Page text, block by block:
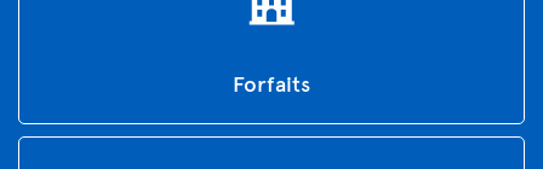
Forfaits